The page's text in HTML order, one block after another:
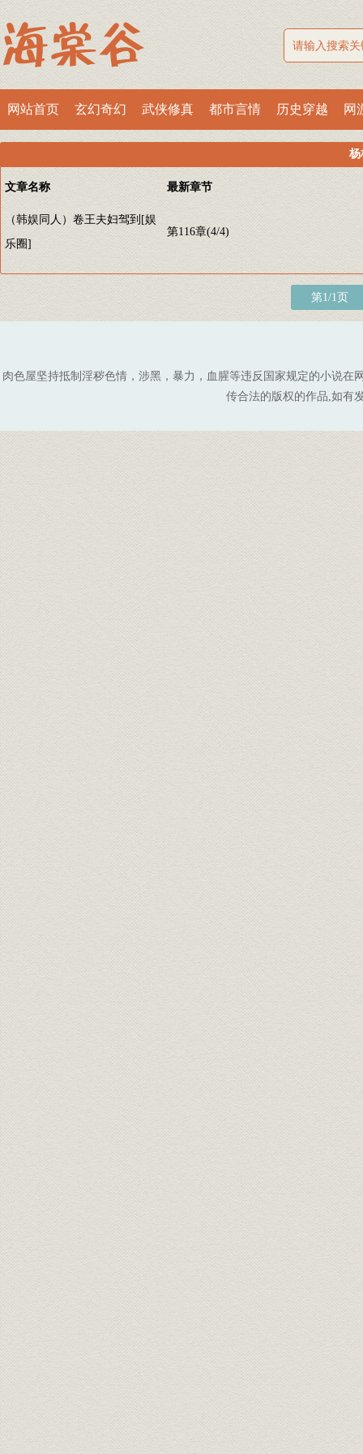
网站首页 玄幻奇幻 武侠修真 都市言情 历史穿越 网
杨
文章名称 最新章节
（韩娱同人）卷王夫妇驾到[娱
乐圈]
第116章(4/4)
第1/1页
肉色屋坚持抵制淫秽色情，涉黑，暴力，血腥等违反国家规定的小说
传合法的版权的作品,如有